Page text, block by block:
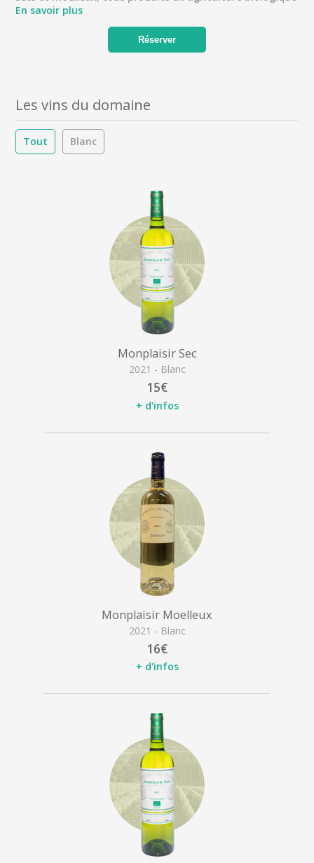
En savoir plus
Réserver
Les vins du domaine
Tout Blanc
Monplaisir Sec
2021 - Blanc
15€
+ d'infos
Monplaisir Moelleux
2021 - Blanc
16€
+ d'infos